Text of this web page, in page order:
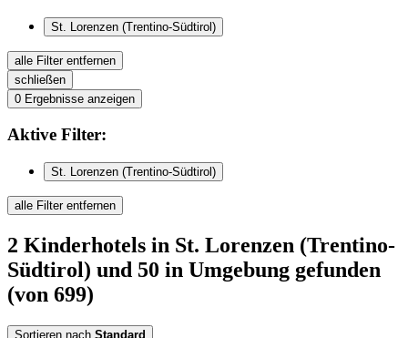
St. Lorenzen (Trentino-Südtirol)
alle Filter entfernen
schließen
0 Ergebnisse anzeigen
Aktive Filter:
St. Lorenzen (Trentino-Südtirol)
alle Filter entfernen
2 Kinderhotels in St. Lorenzen (Trentino-
Südtirol) und 50 in Umgebung gefunden
(von 699)
Sortieren nach Standard